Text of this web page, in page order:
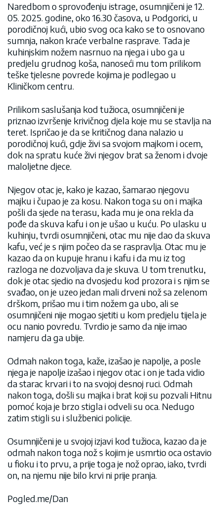
Naredbom o sprovođenju istrage, osumnjičeni je 12.
05. 2025. godine, oko 16.30 časova, u Podgorici, u
porodičnoj kući, ubio svog oca kako se to osnovano
sumnja, nakon kraće verbalne rasprave. Tada je
kuhinjskim nožem nasrnuo na njega i ubo ga u
predjelu grudnog koša, nanoseći mu tom prilikom
teške tjelesne povrede kojima je podlegao u
Kliničkom centru.
Prilikom saslušanja kod tužioca, osumnjičeni je
priznao izvršenje krivičnog djela koje mu se stavlja na
teret. Ispričao je da se kritičnog dana nalazio u
porodičnoj kući, gdje živi sa svojom majkom i ocem,
dok na spratu kuće živi njegov brat sa ženom i dvoje
maloljetne djece.
Njegov otac je, kako je kazao, šamarao njegovu
majku i čupao je za kosu. Nakon toga su on i majka
pošli da sjede na terasu, kada mu je ona rekla da
pođe da skuva kafu i on je ušao u kuću. Po ulasku u
kuhinju, tvrdi osumnjičeni, otac mu nije dao da skuva
kafu, već je s njim počeo da se raspravlja. Otac mu je
kazao da on kupuje hranu i kafu i da mu iz tog
razloga ne dozvoljava da je skuva. U tom trenutku,
dok je otac sjedio na dvosjedu kod prozora i s njim se
svađao, on je uzeo jedan mali drveni nož sa zelenom
drškom, prišao mu i tim nožem ga ubo, ali se
osumnjičeni nije mogao sjetiti u kom predjelu tijela je
ocu nanio povredu. Tvrdio je samo da nije imao
namjeru da ga ubije.
Odmah nakon toga, kaže, izašao je napolje, a posle
njega je napolje izašao i njegov otac i on je tada vidio
da starac krvari i to na svojoj desnoj ruci. Odmah
nakon toga, došli su majka i brat koji su pozvali Hitnu
pomoć koja je brzo stigla i odveli su oca. Nedugo
zatim stigli su i službenici policije.
Osumnjičeni je u svojoj izjavi kod tužioca, kazao da je
odmah nakon toga nož s kojim je usmrtio oca ostavio
u fioku i to prvu, a prije toga je nož oprao, iako, tvrdi
on, na njemu nije bilo krvi ni prije pranja.
Pogled.me/Dan